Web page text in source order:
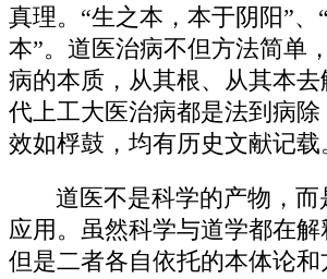
真理。“生之本，本于阴阳”、
本”。道医治病不但方法简单
病的本质，从其根、从其本
代上工大医治病都是法到病除
效如桴鼓，均有历史文献记载
道医不是科学的产物，而
应用。虽然科学与道学都在解
但是二者各自依托的本体论